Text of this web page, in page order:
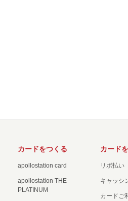
カードをつくる
apollostation card
apollostation THE
PLATINUM
カード
リボ払い
キャッシ
カードご